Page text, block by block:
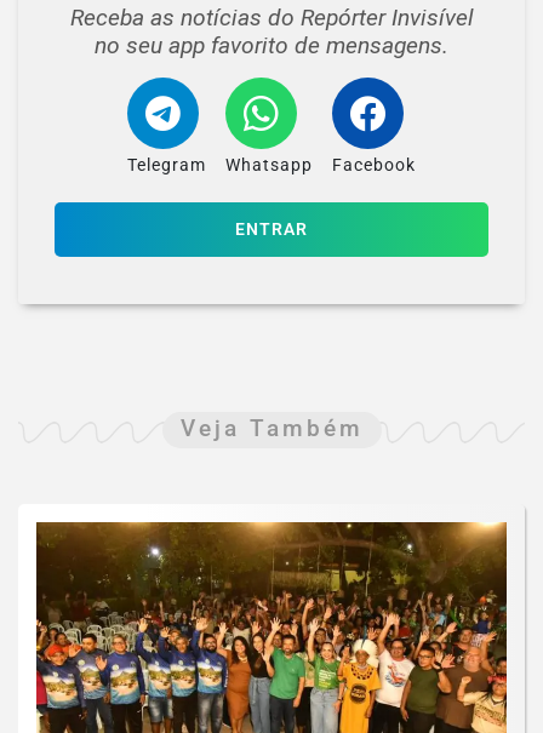
Receba as notícias do Repórter Invisível
no seu app favorito de mensagens.
Telegram Whatsapp Facebook
ENTRAR
Veja Também